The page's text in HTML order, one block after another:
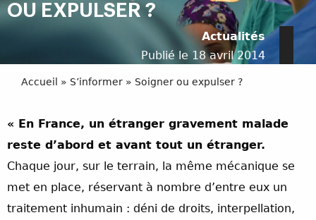
OU EXPULSER ?
Actualités
Publié le 18 avril 2014
Accueil » S’informer » Soigner ou expulser ?
« En France, un étranger gravement malade
reste d’abord et avant tout un étranger.
Chaque jour, sur le terrain, la même mécanique se
met en place, réservant à nombre d’entre eux un
traitement inhumain : déni de droits, interpellation,